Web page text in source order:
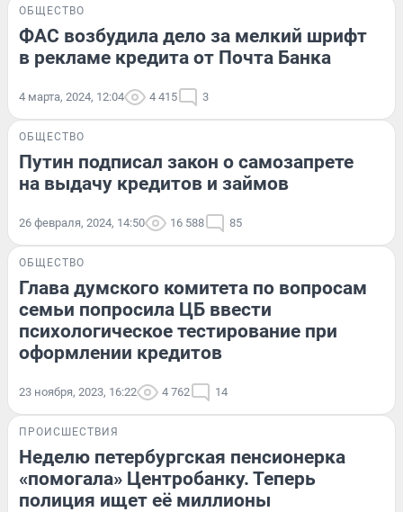
ОБЩЕСТВО
ФАС возбудила дело за мелкий шрифт
в рекламе кредита от Почта Банка
4 марта, 2024, 12:04 4 415 3
ОБЩЕСТВО
Путин подписал закон о самозапрете
на выдачу кредитов и займов
26 февраля, 2024, 14:50 16 588 85
ОБЩЕСТВО
Глава думского комитета по вопросам
семьи попросила ЦБ ввести
психологическое тестирование при
оформлении кредитов
23 ноября, 2023, 16:22 4 762 14
ПРОИСШЕСТВИЯ
Неделю петербургская пенсионерка
«помогала» Центробанку. Теперь
полиция ищет её миллионы